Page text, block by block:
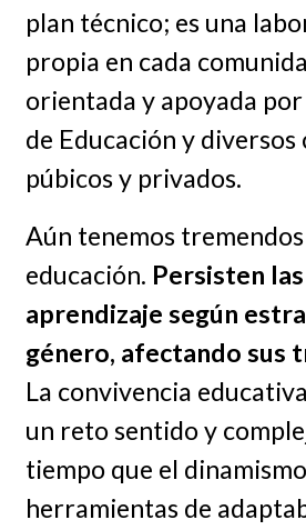
plan técnico; es una
propia en cada
orientada y apoyada
de Educación y
púbicos y privados.
Aún tenemos
educación. Persisten
aprendizaje según
género, afectando sus
La convivencia
un reto sentido y
tiempo que el
herramientas de